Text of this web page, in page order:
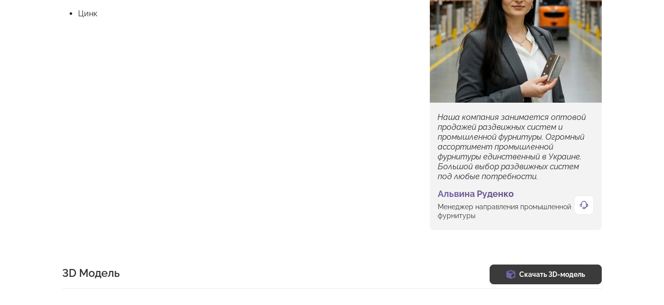
Цинк
Наша компания занимается оптовой
продажей раздвижных систем и
промышленной фурнитуры. Огромный
ассортимент промышленной
фурнитуры единственный в Украине.
Большой выбор раздвижных систем
под любые потребности.
Альвина Руденко
Менеджер направления промышленной
фурнитуры
3D Модель Скачать 3D-модель